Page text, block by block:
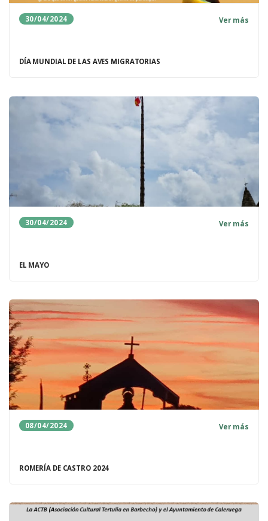
30/04/2024 Ver más
DÍA MUNDIAL DE LAS AVES MIGRATORIAS
30/04/2024 Ver más
EL MAYO
08/04/2024 Ver más
ROMERÍA DE CASTRO 2024